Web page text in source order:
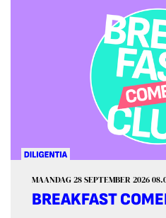
BREAKFAST
MAANDAG 28 SEPTEMBER 2026